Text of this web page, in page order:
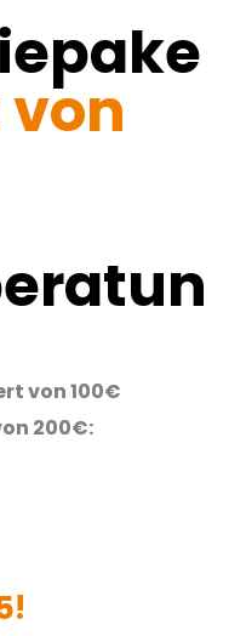
von 100€
200€: